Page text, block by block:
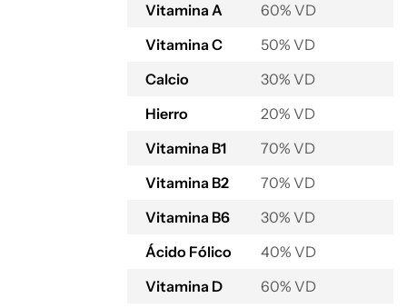
Vitamina A
60% VD
Vitamina C
50% VD
Calcio
30% VD
Hierro
20% VD
Vitamina B1
70% VD
Vitamina B2
70% VD
Vitamina B6
30% VD
Ácido Fólico
40% VD
Vitamina D
60% VD